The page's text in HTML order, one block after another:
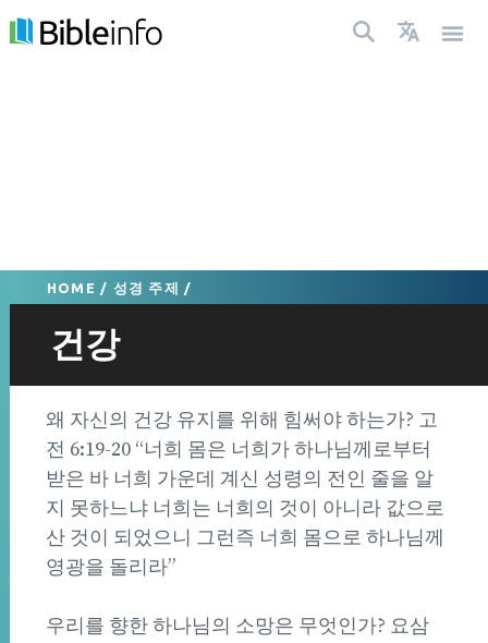
HOME / 성경 주제 /
건강
왜 자신의 건강 유지를 위해 힘써야 하는가? 고
전 6:19-20 “너희 몸은 너희가 하나님께로부터
받은 바 너희 가운데 계신 성령의 전인 줄을 알
지 못하느냐 너희는 너희의 것이 아니라 값으로
산 것이 되었으니 그런즉 너희 몸으로 하나님께
영광을 돌리라”
우리를 향한 하나님의 소망은 무엇인가? 요삼